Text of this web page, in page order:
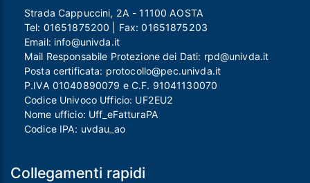
Strada Cappuccini, 2A - 11100 AOSTA
Tel: 01651875200 | Fax:01651875203
Email: info@univda.it
Mail Responsabile Protezione dei Dati: rpd@univda.it
Posta certificata: protocollo@pec.univda.it
P.IVA 01040890079 e C.F. 91041130070
Codice Univoco Ufficio: UF2EU2
Nome ufficio: Uff_eFatturaPA
Codice IPA: uvdau_ao
Collegamenti rapidi